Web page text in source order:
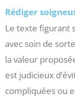
Rédiger
Le texte figurant
avec soin de
la valeur
est judicieux
compliquées ou